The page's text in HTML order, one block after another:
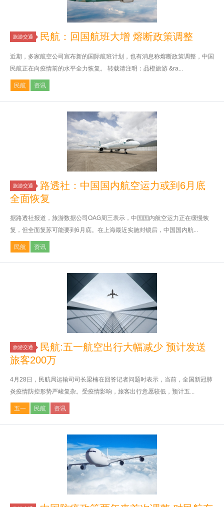
旅游交通 民航：回国航班大增 熔断政策调整
近期，多家航空公司宣布新的国际航班计划，也有消息称熔断政策调整，中国
民航正在向疫情前的水平全力恢复。 转载请注明：品橙旅游 &ra...
民航 资讯
旅游交通
路透社：中国国内航空运力或到6月底
全面恢复
据路透社报道，旅游数据公司OAG周三表示，中国国内航空运力正在缓慢恢
复，但全面复苏可能要到6月底。在上海最近实施封锁后，中国国内航...
民航 资讯
旅游交通
民航:五一航空出行大幅减少 预计发送
旅客200万
4月28日，民航局运输司司长梁楠在回答记者问题时表示，当前，全国新冠肺
炎疫情防控形势严峻复杂。受疫情影响，旅客出行意愿较低，预计五...
五一 民航 资讯